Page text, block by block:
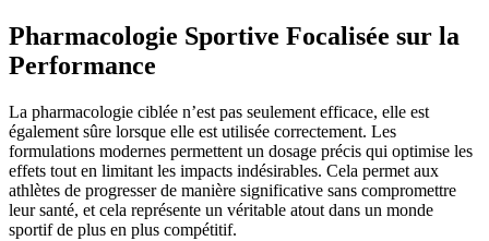
Pharmacologie Sportive Focalisée sur la
Performance
La pharmacologie ciblée n’est pas seulement efficace, elle est
également sûre lorsque elle est utilisée correctement. Les
formulations modernes permettent un dosage précis qui optimise les
effets tout en limitant les impacts indésirables. Cela permet aux
athlètes de progresser de manière significative sans compromettre
leur santé, et cela représente un véritable atout dans un monde
sportif de plus en plus compétitif.